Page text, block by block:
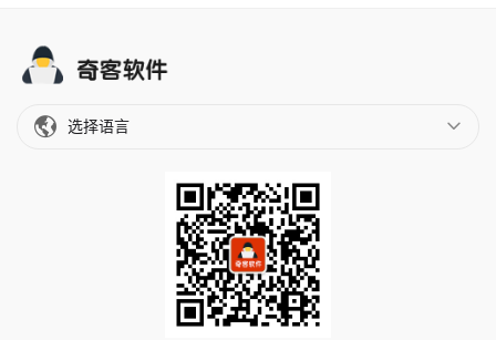
选择语言